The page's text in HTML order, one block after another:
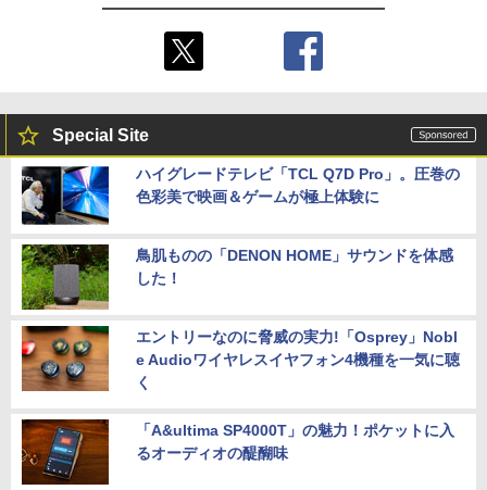
Special Site
ハイグレードテレビ「TCL Q7D Pro」。圧巻の
色彩美で映画＆ゲームが極上体験に
鳥肌ものの「DENON HOME」サウンドを体感
した！
エントリーなのに脅威の実力!「Osprey」Nobl
e Audioワイヤレスイヤフォン4機種を一気に聴
く
「A&ultima SP4000T」の魅力！ポケットに入
るオーディオの醍醐味